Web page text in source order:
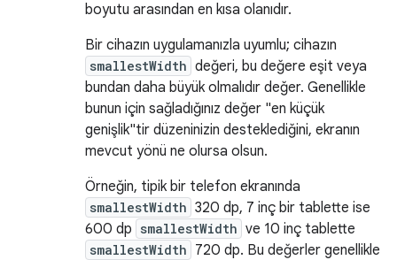
boyutu arasından en kısa olanıdır.
Bir cihazın uygulamanızla uyumlu; cihazın
smallestWidth değeri, bu değere eşit veya
bundan daha büyük olmalıdır değer. Genellikle
bunun için sağladığınız değer "en küçük
genişlik"tir düzeninizin desteklediğini, ekranın
mevcut yönü ne olursa olsun.
Örneğin, tipik bir telefon ekranında
smallestWidth 320 dp, 7 inç bir tablette ise
600 dp smallestWidth ve 10 inç tablette
smallestWidth 720 dp. Bu değerler genellikle